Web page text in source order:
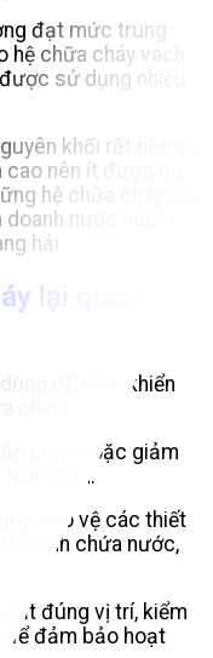
đạt mức trung
chữa cháy vách
sử dụng nhiều
khối rất bền và
nên ít được ưa
hệ chữa cháy yêu
nước ngoài
hải.
lại quan
để điều khiển
cháy.
chặn hoặc giảm
hoạn.
bảo vệ các thiết
bình chứa nước,
đúng vị trí, kiểm
để đảm bảo hoạt